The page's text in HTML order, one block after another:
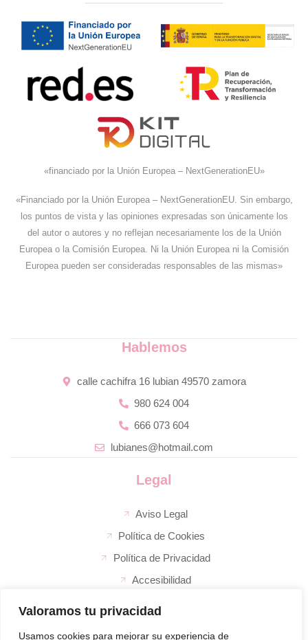
Valoramos tu privacidad
Usamos cookies para mejorar su experiencia de
«financiado por la Unión Europea – NextGenerationEU»
«Financiado por la Unión Europea – NextGenerationEU. Sin embargo,
los puntos de vista y las opiniones expresadas son únicamente los
del autor o autores y no reflejan necesariamente los de la Unión
Europea o la Comisión Europea. Ni la Unión Europea ni la Comisión
Europea pueden ser consideradas responsables de las mismas»
La empresa
Legal
Aviso Legal
Política de Cookies
Política de Privacidad
Accesibilidad
Hablemos
calle cachifra 16 lubian 49570 zamora
980 624 004
666 073 604
lubianes@hotmail.com